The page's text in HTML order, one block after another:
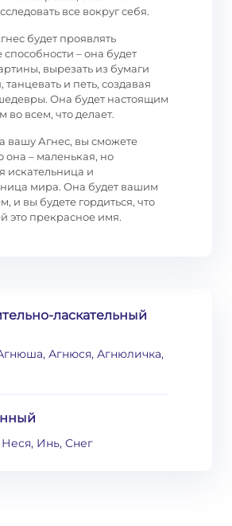
все вокруг себя.
будет проявлять
способности – она будет
вырезать из бумаги
и петь, создавая
Она будет настоящим
во всем, что делает.
вашу Агнес, вы сможете
она – маленькая, но
искательница и
мира. Она будет вашим
и вы будете гордиться, что
это прекрасное имя.
ласкательный
Агнюся, Агнюличка,
Инь, Снег